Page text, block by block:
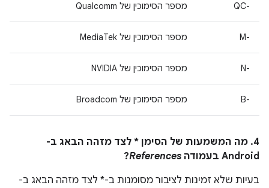
QC-‎ מספר הסימוכין של Qualcomm
M-‎ מספר הסימוכין של MediaTek
N-‎ מספר הסימוכין של NVIDIA
B-‎ מספר הסימוכין של Broadcom
4. מה המשמעות של הסימן * לצד מזהה הבאג ב-
Android בעמודה
References
?
בעיות שלא זמינות לציבור מסומנות ב-* לצד מזהה הבאג ב-